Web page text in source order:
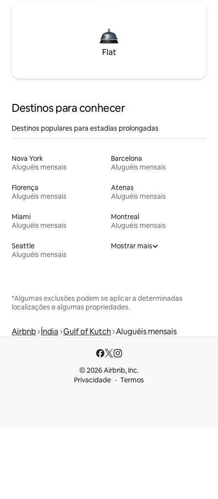
Flat
Destinos para conhecer
Destinos populares para estadias prolongadas
Nova York
Aluguéis mensais
Barcelona
Aluguéis mensais
Florença
Aluguéis mensais
Atenas
Aluguéis mensais
Miami
Aluguéis mensais
Montreal
Aluguéis mensais
Seattle
Aluguéis mensais
Mostrar mais
*Algumas exclusões podem se aplicar a determinadas
localizações e algumas propriedades.
Airbnb Índia Gulf of Kutch Aluguéis mensais
© 2026 Airbnb, Inc.
Privacidade
Termos